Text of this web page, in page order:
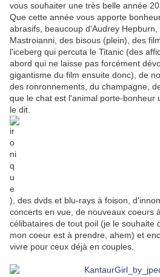
vous souhaiter une très belle année
Que cette année vous apporte
abrasifs, beaucoup d'Audrey
Mastroianni, des bisous (plein), des
l'iceberg qui percuta le Titanic (des
abord qui ne laisse pas forcément
gigantisme du film ensuite donc), de
des ronronnements, du champagne,
que le chat est l'animal porte-bonheur
le dit.
), des dvds et blu-rays à foison,
concerts en vue, de nouveaux coeurs
célibataires de tout poil (je le souhaite
mon coeur est à prendre, ahem) et
vivre pour ceux déjà en couples.